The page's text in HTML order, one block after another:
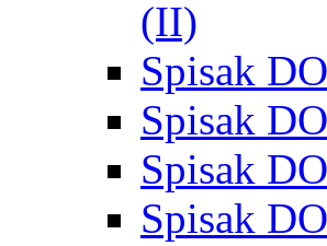
(II)
Spisak
Spisak
Spisak
Spisak